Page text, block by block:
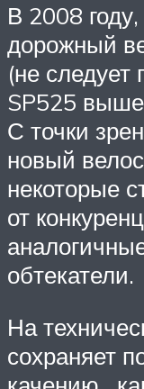
В 2008
дорожный
(не следует
SP525
С точки
новый
некоторые
от
обтекатели.
На
сохраняет